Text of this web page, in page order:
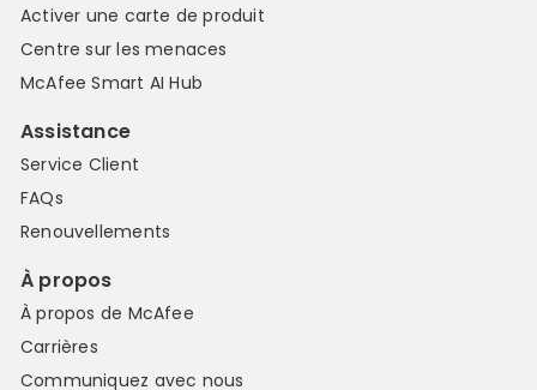
Activer une carte de produit
Centre sur les menaces
McAfee Smart AI Hub
Assistance
Service Client
FAQs
Renouvellements
À propos
À propos de McAfee
Carrières
Communiquez avec nous